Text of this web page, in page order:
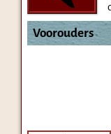
Voorouders